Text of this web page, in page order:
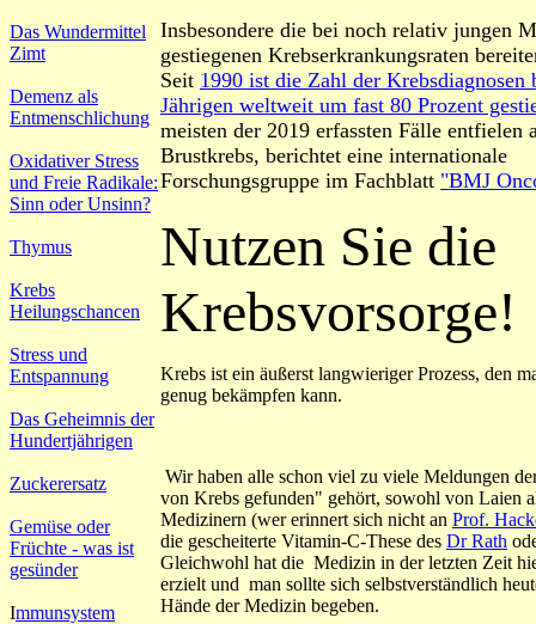
Das Wundermittel
Zimt
Demenz als
Entmenschlichung
Oxidativer Stress
und Freie Radikale:
Sinn oder Unsinn?
Thymus
Krebs
Heilungschancen
Stress und
Entspannung
Das Geheimnis der
Hundertjährigen
Zuckerersatz
Gemüse oder
Früchte - was ist
gesünder
Immunsystem
Insbesondere die bei noch relativ jungen
gestiegenen Krebserkrankungsraten
Seit 1990 ist die Zahl der Krebsdiagnosen
Jährigen weltweit um fast 80 Prozent
meisten der 2019 erfassten Fälle entfielen
Brustkrebs, berichtet eine internationale
Forschungsgruppe im Fachblatt "BMJ
Nutzen Sie die
Krebsvorsorge!
Krebs ist ein äußerst langwieriger Prozess, den
genug bekämpfen kann.
Wir haben alle schon viel zu viele Meldungen
von Krebs gefunden" gehört, sowohl von Laien
Medizinern (wer erinnert sich nicht an Prof.
die gescheiterte Vitamin-C-These des Dr Rath
Gleichwohl hat die Medizin in der letzten Zeit
erzielt und man sollte sich selbstverständlich
Hände der Medizin begeben.